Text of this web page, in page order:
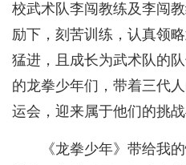
校武术队李闯教练及李闯
励下，刻苦训练，认真领
猛进，且成长为武术队的
的龙拳少年们，带着三代
运会，迎来属于他们的挑战
《龙拳少年》带给我